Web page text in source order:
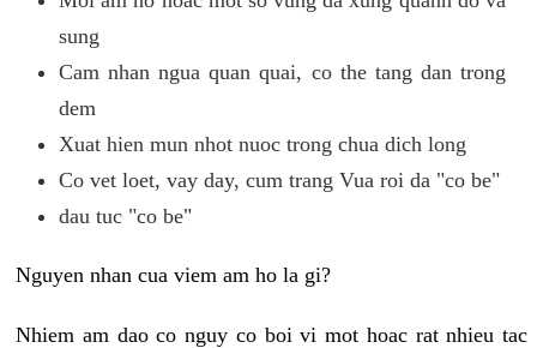
sung
Cam nhan ngua quan quai, co the tang dan trong
dem
Xuat hien mun nhot nuoc trong chua dich long
Co vet loet, vay day, cum trang Vua roi da "co be"
dau tuc "co be"
Nguyen nhan cua viem am ho la gi?
Nhiem am dao co nguy co boi vi mot hoac rat nhieu tac